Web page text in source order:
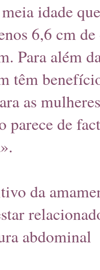
idade
6,6 cm
Para além
têm
as
parece de
da
abdominal